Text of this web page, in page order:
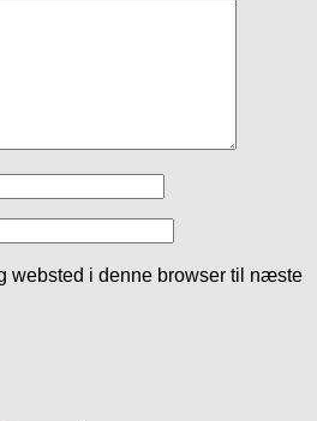
websted i denne browser til næste